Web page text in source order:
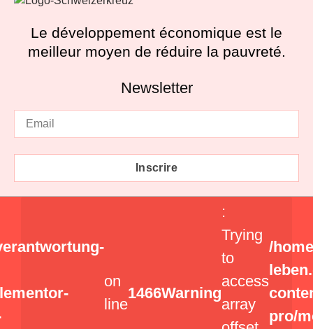
Le développement économique est le
meilleur moyen de réduire la pauvreté.
Newsletter
Inscrire
on
line
1466Warning
:
Trying
to
access
array
/
pro/